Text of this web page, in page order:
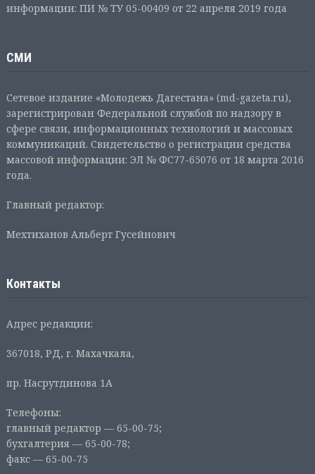
информации: ПИ № ТУ 05-00409 от 22 апреля 2019 года
СМИ
Сетевое издание «Молодежь Дагестана» (md-gazeta.ru),
зарегистрирован Федеральной службой по надзору в
сфере связи, информационных технологий и массовых
коммуникаций. Свидетельство о регистрации средства
массовой информации: ЭЛ № ФС77-65076 от 18 марта 2016
года.
Главный редактор:
Мехтиханов Альберт Гусейнович
Контакты
Адрес редакции:
367018, РД, г. Махачкала,
пр. Насрутдинова 1А
Телефоны:
главный редактор — 65-00-75;
бухгалтерия — 65-00-78;
факс — 65-00-75